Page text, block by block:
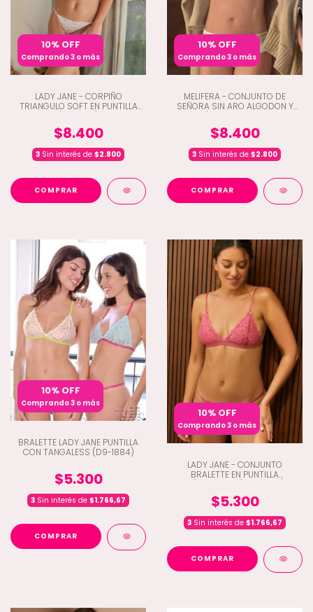
10% OFF
Comprando 3 o más
LADY JANE - CORPIÑO
TRIANGULO SOFT EN PUNTILLA
$8.400
3 Sin interés de $2.800
COMPRAR
10% OFF
Comprando 3 o más
MELIFERA - CONJUNTO DE
SEÑORA SIN ARO ALGODON Y
TIRO CORTO (Q8-905)
$8.400
3 Sin interés de $2.800
COMPRAR
10% OFF
Comprando 3 o más
BRALETTE LADY JANE PUNTILLA
CON TANGALESS (D9-1884)
$5.300
3 Sin interés de $1.766,67
COMPRAR
10% OFF
Comprando 3 o más
LADY JANE - CONJUNTO
BRALETTE EN PUNTILLA
$5.300
3 Sin interés de $1.766,67
COMPRAR